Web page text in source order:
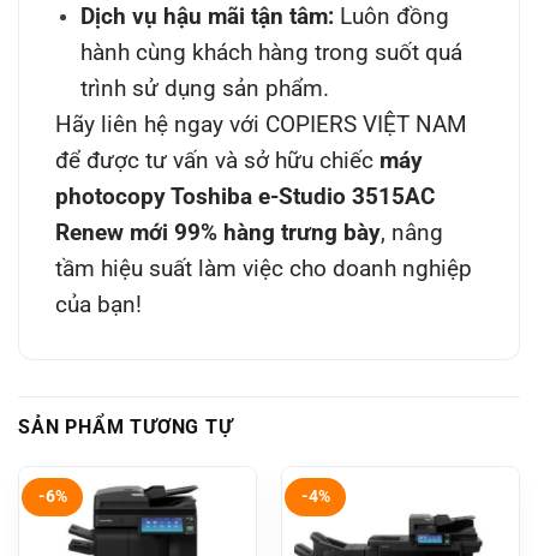
Dịch vụ hậu mãi tận tâm: Luôn đồng
hành cùng khách hàng trong suốt quá
trình sử dụng sản phẩm.
Hãy liên hệ ngay với COPIERS VIỆT NAM
để được tư vấn và sở hữu chiếc máy
photocopy Toshiba e-Studio 3515AC
Renew mới 99% hàng trưng bày, nâng
tầm hiệu suất làm việc cho doanh nghiệp
của bạn!
SẢN PHẨM TƯƠNG TỰ
-6% -4%